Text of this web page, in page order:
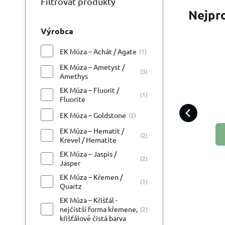
k
Výrobca
EK Múza – Achát / Agate (1)
EK Múza – Ametyst /
Amethys
(3)
EK Múza – Fluorit /
Fluorite
(1)
EK Múza – Goldstone (2)
EK Múza – Hematit /
Krevel / Hematite
(2)
EK Múza – Jaspis /
Jasper
(2)
EK Múza – Křemen /
Quartz
(1)
EK Múza – Křišťál -
nejčistší forma křemene,
křišťálově čistá barva
(2)